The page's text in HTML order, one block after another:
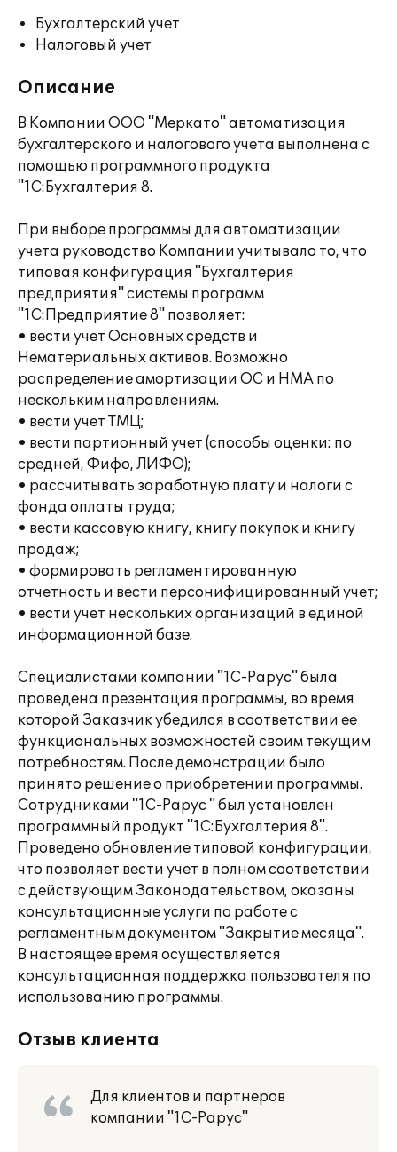
Бухгалтерский учет
Налоговый учет
Описание
В Компании ООО "Меркато" автоматизация
бухгалтерского и налогового учета выполнена с
помощью программного продукта
"1С:Бухгалтерия 8.
При выборе программы для автоматизации
учета руководство Компании учитывало то, что
типовая конфигурация "Бухгалтерия
предприятия" системы программ
"1С:Предприятие 8" позволяет:
• вести учет Основных средств и
Нематериальных активов. Возможно
распределение амортизации ОС и НМА по
нескольким направлениям.
• вести учет ТМЦ;
• вести партионный учет (способы оценки: по
средней, Фифо, ЛИФО);
• рассчитывать заработную плату и налоги с
фонда оплаты труда;
• вести кассовую книгу, книгу покупок и книгу
продаж;
• формировать регламентированную
отчетность и вести персонифицированный учет;
• вести учет нескольких организаций в единой
информационной базе.
Специалистами компании "1С-Рарус" была
проведена презентация программы, во время
которой Заказчик убедился в соответствии ее
функциональных возможностей своим текущим
потребностям. После демонстрации было
принято решение о приобретении программы.
Сотрудниками "1С-Рарус " был установлен
программный продукт "1С:Бухгалтерия 8".
Проведено обновление типовой конфигурации,
что позволяет вести учет в полном соответствии
с действующим Законодательством, оказаны
консультационные услуги по работе с
регламентным документом "Закрытие месяца".
В настоящее время осуществляется
консультационная поддержка пользователя по
использованию программы.
Отзыв клиента
Для клиентов и партнеров
компании "1С-Рарус"